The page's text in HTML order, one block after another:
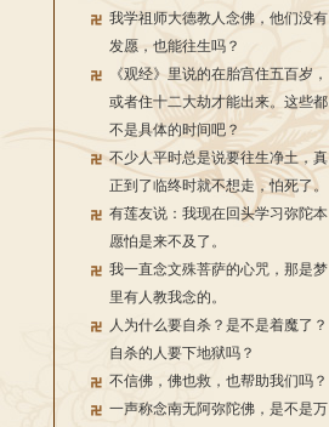
我学祖师大德教人念佛，他们没有
发愿，也能往生吗？
《观经》里说的在胎宫住五百岁，
或者住十二大劫才能出来。这些都
不是具体的时间吧？
不少人平时总是说要往生净土，真
正到了临终时就不想走，怕死了。
有莲友说：我现在回头学习弥陀本
愿怕是来不及了。
我一直念文殊菩萨的心咒，那是梦
里有人教我念的。
人为什么要自杀？是不是着魔了？
自杀的人要下地狱吗？
不信佛，佛也救，也帮助我们吗？
一声称念南无阿弥陀佛，是不是万